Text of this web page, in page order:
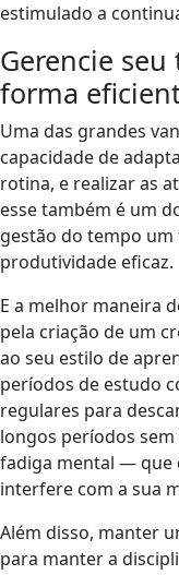
estimulado a
Gerencie
forma
Uma das grandes
capacidade de
rotina, e realizar as
esse também é um
gestão do tempo
produtividade eficaz.
E a melhor maneira
pela criação de um
ao seu estilo de
períodos de estudo
regulares para
longos períodos sem
fadiga mental — que
interfere com a sua
Além disso, manter
para manter a